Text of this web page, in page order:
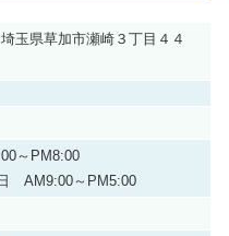
玉県草加市瀬崎３丁目４４
～PM8:00
AM9:00～PM5:00